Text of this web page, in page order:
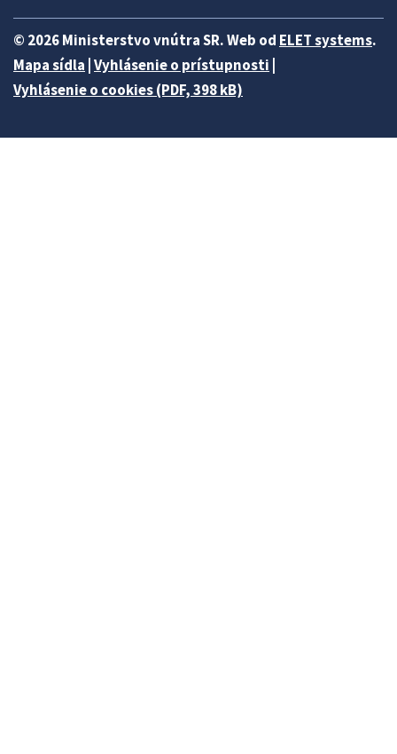
© 2026 Ministerstvo vnútra SR. Web od ELET systems.
Mapa sídla Vyhlásenie o prístupnosti
Vyhlásenie o cookies (PDF, 398 kB)